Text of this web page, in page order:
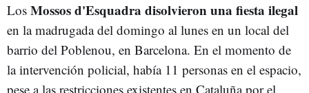
Los Mossos d'Esquadra disolvieron una fiesta ilegal
en la madrugada del domingo al lunes en un local del
barrio del Poblenou, en Barcelona. En el momento de
la intervención policial, había 11 personas en el espacio,
pese a las restricciones existentes en Cataluña por el